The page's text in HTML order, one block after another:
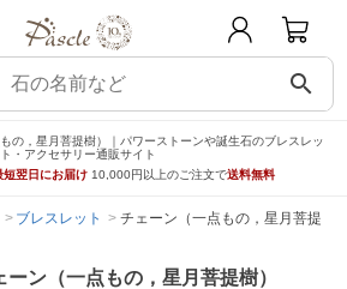
search
の，星月菩提樹）｜パワーストーンや誕生石のブレスレッ
ト・アクセサリー通販サイト
短翌日にお届け 10,000円以上のご注文で送料無料
ブレスレット チェーン（一点もの，星月菩提樹
ン（一点もの，星月菩提樹）